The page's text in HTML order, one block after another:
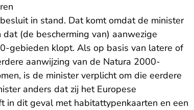
in stand. Dat komt omdat de minister
(de bescherming van) aanwezige
gebieden klopt. Als op basis van latere of
aanwijzing van de Natura 2000-
is de minister verplicht om die eerdere
anders dat zij het Europese
in dit geval met habitattypenkaarten en een